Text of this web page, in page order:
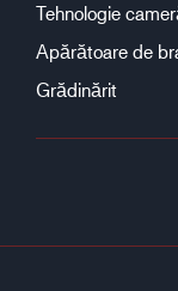
Tehnologie
Apărătoare de
Grădinărit